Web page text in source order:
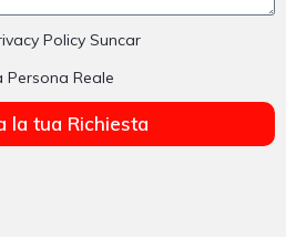
Policy Suncar
Reale
la tua Richiesta